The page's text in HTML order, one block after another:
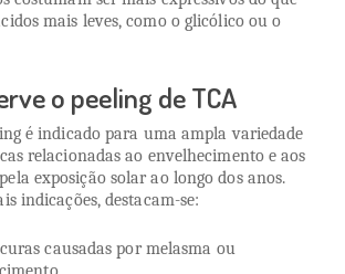
mais leves, como o glicólico ou o
o peeling de TCA
é indicado para uma ampla variedade
relacionadas ao envelhecimento e aos
exposição solar ao longo dos anos.
indicações, destacam-se:
causadas por melasma ou